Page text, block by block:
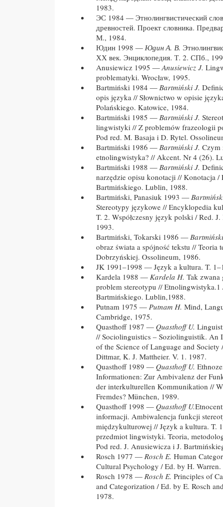
1983.
ЭС 1984 — Этнолингвистический
древностей. Проект словника.
М., 1984.
Юдин 1998 — Юдин А. В.
ХХ век. Энциклопедия. Т. 2. СПб.,
Anusiewicz 1995 —Anusiewicz J.
problematyki. Wrocław, 1995.
Bartmiński 1984 — Bartmiński J.
opis języka // Słownictwo w opisie
Polańskiego. Katowice, 1984.
Bartmiński 1985 — Bartmiński J.
lingwistyki // Z problemów frazeologii
Pod red. M. Basaja i D. Rytel.
Bartmiński 1986 — Bartmiński J. Czym
etnolingwistyka? // Akcent. Nr 4 (26).
Bartmiński 1988 — Bartmiński J.
narzędzie opisu konotacji // Konotacja /
Bartmińskiego. Lublin, 1988.
Bartmiński, Panasiuk 1993 —
Stereotypy językowe // Encyklopedia
T. 2. Współczesny język polski / Red.
1993.
Bartmiński, Tokarski 1986 —
obraz świata a spójność tekstu // Teoria
Dobrzyńskiej. Ossolineum, 1986.
JK 1991–1998 — Język a kultura. T.
Kardela 1988 — Kardela H. Tak
problem stereotypu // Etnolingwistyka.1
Bartmińskiego. Lublin,1988.
Putnam 1975 — Putnam H. Mind,
Cambridge, 1975.
Quasthoff 1987 — Quasthoff U.
// Sociolinguistics – Soziolinguistik. An
of the Science of Language and
Dittmar, K. J. Mattheier. V. 1. 1987.
Quasthoff 1989 — Quasthoff U.
Informationen: Zur Ambivalenz der
der interkulturellen Kommunikation //
Fremdes? München, 1989.
Quasthoff 1998 — Quasthoff U.
informacji. Ambiwalencja funkcji
międzykulturowej // Język a kultura. T.
przedmiot lingwistyki. Teoria,
Pod red. J. Anusiewicza i J.
Rosch 1977 — Rosch E. Human
Cultural Psychology / Ed. by H.
Rosch 1978 — Rosch E. Principles of
and Categorization / Ed. by E. Rosch
1978.